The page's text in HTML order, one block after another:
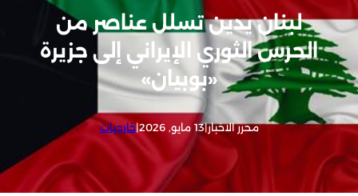
لبنان يدين تسلل عناصر من
الحرس الثوري الإيراني إلى جزيرة
«بوبيان»
محرر الاخبار|13 مايو, 2026 |خارجيات